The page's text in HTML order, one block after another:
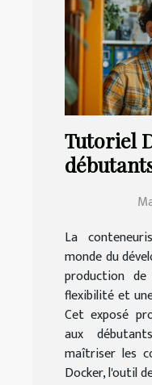
Tutoriel
La
monde du
production
flexibilité et
Cet exposé
aux
maîtriser les
Docker, l'outil